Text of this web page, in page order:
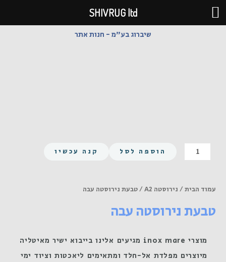
דילוג
לתוכן
שיברוג בע"מ - חנות אתר
כמות
של
הוספה לסל קנה עכשיו
עמוד הבית/ נירוסטה A2 / טבעת נירוסטה עבה
טבעת נירוסטה עבה
מוצרי inox mare מגיעים אלינו בייבוא ישיר מאיטליה
מיוצרים מפלדת אל-חלד ומתאימים ליאכטות וציוד ימי
SHIVRUG ltd